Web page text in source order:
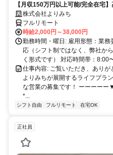
【月収150万円以上可能/完全在宅
実 株式会社よりみち
フルリモート
時給2,000円～38,000円
勤務時間・曜日: 雇用形態：業
応（シフト制ではなく、弊社か
く形式です） 対応時間帯：8:00
仕事内容: ご覧いただき、あり
よりみちが展開するライフプラ
な営業の募集です！ ーーーー
*...
シフト自由 フルリモート 在宅OK
正社員